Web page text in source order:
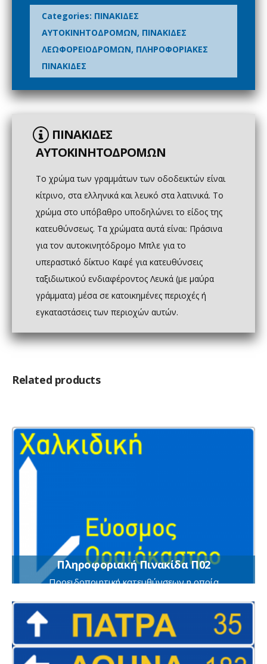
Categories: ΠΙΝΑΚΙΔΕΣ
ΑΥΤΟΚΙΝΗΤΟΔΡΟΜΩΝ, ΠΙΝΑΚΙΔΕΣ
ΛΕΩΦΟΡΕΙΟΔΡΟΜΩΝ, ΠΛΗΡΟΦΟΡΙΑΚΕΣ
ΠΙΝΑΚΙΔΕΣ
ΠΙΝΑΚΙΔΕΣ
ΑΥΤΟΚΙΝΗΤΟΔΡΟΜΩΝ
Το χρώμα των γραμμάτων των οδοδεικτών είναι
κίτρινο, στα ελληνικά και λευκό στα λατινικά. Το
χρώμα στο υπόβαθρο υποδηλώνει το είδος της
κατευθύνσεως. Τα χρώματα αυτά είναι: Πράσινα
για τον αυτοκινητόδρομο Μπλε για το
υπεραστικό δίκτυο Καφέ για κατευθύνσεις
ταξιδιωτικού ενδιαφέροντος Λευκά (με μαύρα
γράμματα) μέσα σε κατοικημένες περιοχές ή
εγκαταστάσεις των περιοχών αυτών.
Related products
Πληροφοριακή Πινακίδα Π02
Προειδοποιητική κατευθύνσεων η οποία
διασταυρώσεων με αναγραφές κατευθύνσεων και
χιλιομετρικών αποστάσεων